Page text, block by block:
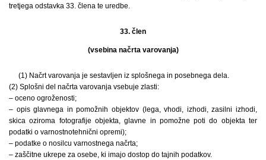
tretjega odstavka 33. člena te uredbe.
33. člen
(vsebina načrta varovanja)
(1) Načrt varovanja je sestavljen iz splošnega in posebnega dela.
(2) Splošni del načrta varovanja vsebuje zlasti:
– oceno ogroženosti;
– opis glavnega in pomožnih objektov (lega, vhodi, izhodi, zasilni izhodi,
skica oziroma fotografije objekta, glavne in pomožne poti do objekta ter
podatki o varnostnotehnični opremi);
– podatke o nosilcu varnostnega načrta;
– zaščitne ukrepe za osebe, ki imajo dostop do tajnih podatkov.